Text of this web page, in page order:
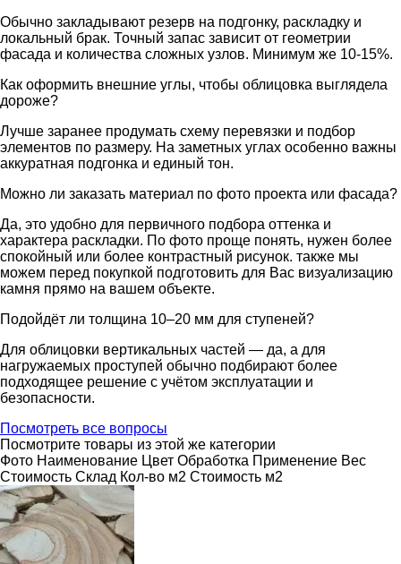
Обычно закладывают резерв на подгонку, раскладку и
локальный брак. Точный запас зависит от геометрии
фасада и количества сложных узлов. Минимум же 10-15%.
Как оформить внешние углы, чтобы облицовка выглядела
дороже?
Лучше заранее продумать схему перевязки и подбор
элементов по размеру. На заметных углах особенно важны
аккуратная подгонка и единый тон.
Можно ли заказать материал по фото проекта или фасада?
Да, это удобно для первичного подбора оттенка и
характера раскладки. По фото проще понять, нужен более
спокойный или более контрастный рисунок. также мы
можем перед покупкой подготовить для Вас визуализацию
камня прямо на вашем объекте.
Подойдёт ли толщина 10–20 мм для ступеней?
Для облицовки вертикальных частей — да, а для
нагружаемых проступей обычно подбирают более
подходящее решение с учётом эксплуатации и
безопасности.
Посмотреть все вопросы
Посмотрите товары из этой же категории
Фото Наименование Цвет Обработка Применение Вес
Cтоимость Склад Кол-во м2 Стоимость м2